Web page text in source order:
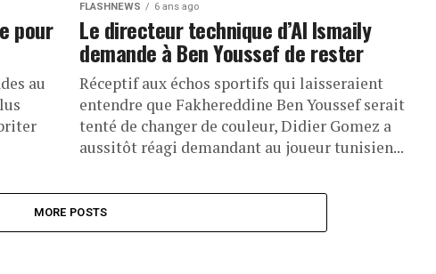
pour
au
FLASHNEWS 6 ans ago
Le directeur technique d’Al Ismaily
demande à Ben Youssef de rester
Réceptif aux échos sportifs qui laisseraient
entendre que Fakhereddine Ben Youssef serait
tenté de changer de couleur, Didier Gomez a
aussitôt réagi demandant au joueur tunisien...
MORE POSTS